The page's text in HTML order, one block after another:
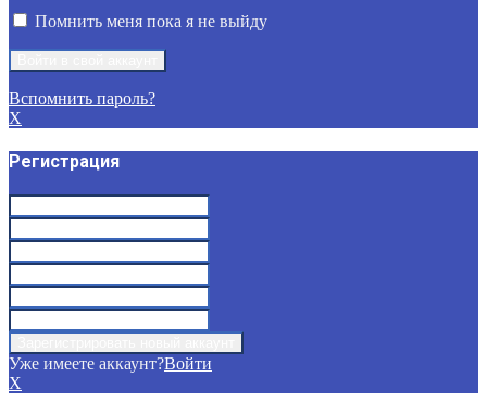
Помнить меня пока я не выйду
Вспомнить пароль?
X
Регистрация
Уже имеете аккаунт?Войти
X